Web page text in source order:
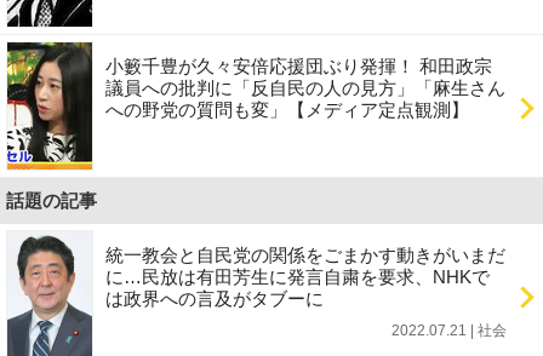
小籔千豊が久々安倍応援団ぶり発揮！ 和田政宗
議員への批判に「反自民の人の見方」「麻生さん
への野党の質問も変」【メディア定点観測】
話題の記事
統一教会と自民党の関係をごまかす動きがいまだ
に…民放は有田芳生に発言自粛を要求、NHKで
は政界への言及がタブーに
2022.07.21 | 社会